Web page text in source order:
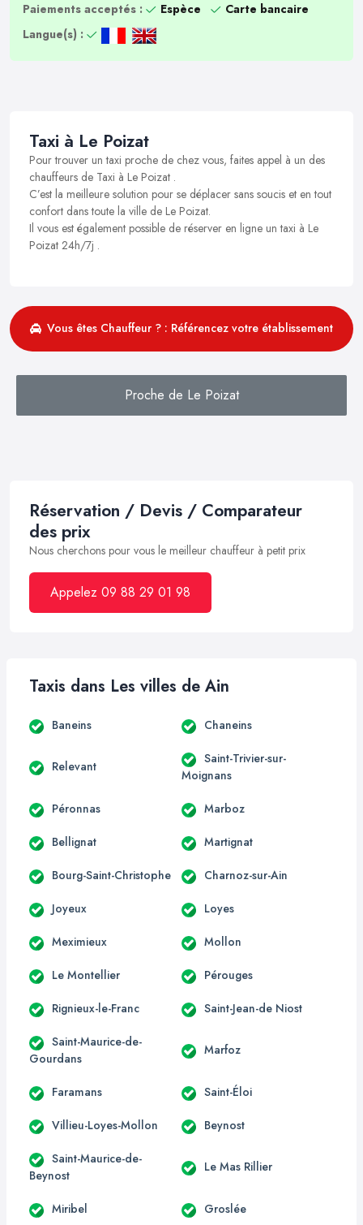
Paiements acceptés :
Espèce
Carte bancaire
Langue(s) :
Taxi à Le Poizat
Pour trouver un taxi proche de chez vous, faites appel à un des
chauffeurs de Taxi à Le Poizat .
C’est la meilleure solution pour se déplacer sans soucis et en tout
confort dans toute la ville de Le Poizat.
Il vous est également possible de réserver en ligne un taxi à Le
Poizat 24h/7j .
Vous êtes Chauffeur ? : Référencez votre établissement
Proche de Le Poizat
Réservation / Devis / Comparateur
des prix
Nous cherchons pour vous le meilleur chauffeur à petit prix
Appelez 09 88 29 01 98
Taxis dans Les villes de Ain
Baneins Chaneins
Relevant
Saint-Trivier-sur-
Moignans
Péronnas Marboz
Bellignat Martignat
Bourg-Saint-Christophe Charnoz-sur-Ain
Joyeux Loyes
Meximieux Mollon
Le Montellier Pérouges
Rignieux-le-Franc Saint-Jean-de Niost
Saint-Maurice-de-
Gourdans
Marfoz
Faramans Saint-Éloi
Villieu-Loyes-Mollon Beynost
Saint-Maurice-de-
Beynost
Le Mas Rillier
Miribel Groslée